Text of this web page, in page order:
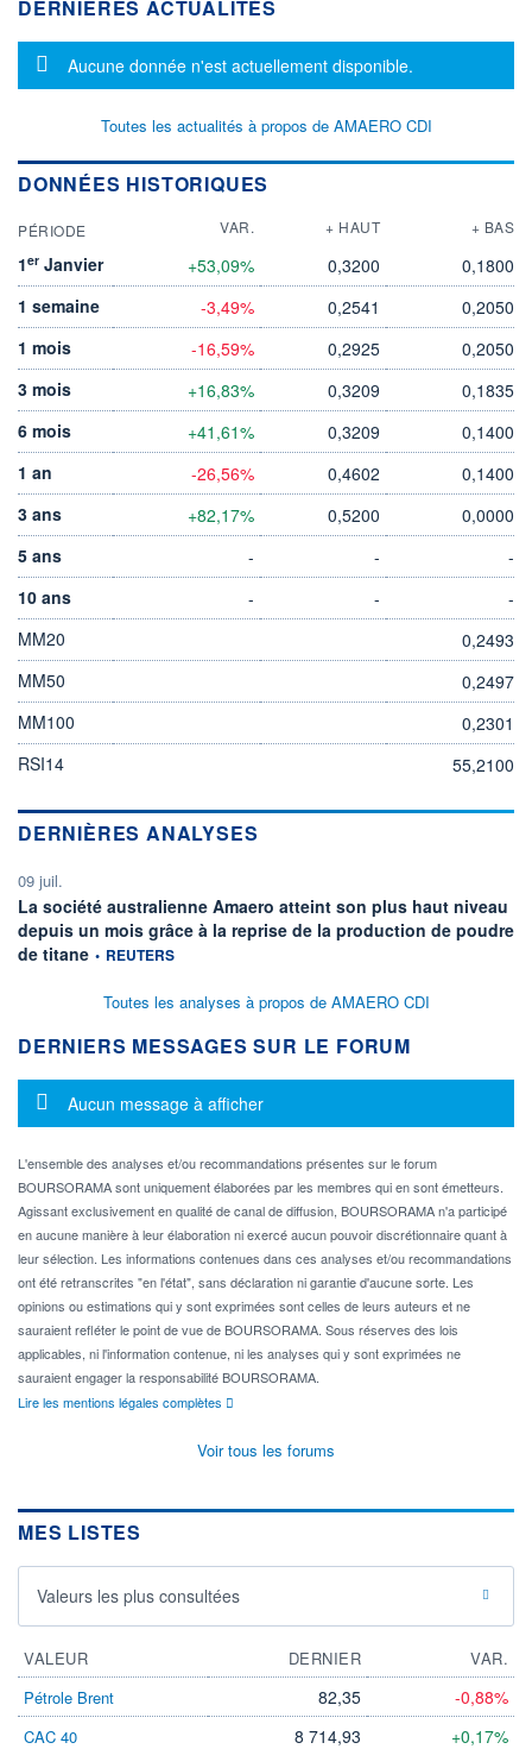
DERNIÈRES ACTUALITÉS
Message d'information
Aucune donnée n'est actuellement disponible.
Toutes les actualités à propos de AMAERO CDI
DONNÉES HISTORIQUES
PÉRIODE VAR. + HAUT + BAS
1er Janvier +53,09% 0,3200
0,1800
1 semaine
-3,49% 0,2541
0,2050
1 mois
-16,59% 0,2925
0,2050
3 mois
+16,83% 0,3209
0,1835
6 mois
+41,61% 0,3209
0,1400
1 an
-26,56% 0,4602
0,1400
3 ans
+82,17% 0,5200
0,0000
5 ans
- -
-
10 ans
- -
-
MM20
0,2493
MM50
0,2497
MM100
0,2301
RSI14
55,2100
DERNIÈRES ANALYSES
09 juil.
La société australienne Amaero atteint son plus haut niveau
depuis un mois grâce à la reprise de la production de poudre
de titane information fournie par
• REUTERS
Toutes les analyses à propos de AMAERO CDI
DERNIERS MESSAGES SUR LE FORUM
Message d'information
Aucun message à afficher
L'ensemble des analyses et/ou recommandations présentes sur le forum
BOURSORAMA sont uniquement élaborées par les membres qui en sont émetteurs.
Agissant exclusivement en qualité de canal de diffusion, BOURSORAMA n'a participé
en aucune manière à leur élaboration ni exercé aucun pouvoir discrétionnaire quant à
leur sélection. Les informations contenues dans ces analyses et/ou recommandations
ont été retranscrites "en l'état", sans déclaration ni garantie d'aucune sorte. Les
opinions ou estimations qui y sont exprimées sont celles de leurs auteurs et ne
sauraient refléter le point de vue de BOURSORAMA. Sous réserves des lois
applicables, ni l'information contenue, ni les analyses qui y sont exprimées ne
sauraient engager la responsabilité BOURSORAMA.
Lire les mentions légales complètes
Voir tous les forums
MES LISTES
Valeurs les plus consultées
VALEUR DERNIER
VAR.
Pétrole Brent
82,35 -0,88%
CAC 40 8 714,93 +0,17%